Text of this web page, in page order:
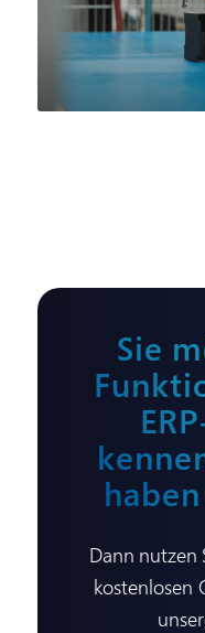
Sie
Dann nutzen
kostenlosen